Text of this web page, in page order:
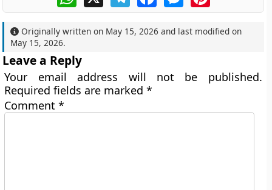
Originally written on May 15, 2026 and last modified on
May 15, 2026.
Leave a Reply
Your email address will not be published.
Required fields are marked*
Comment*